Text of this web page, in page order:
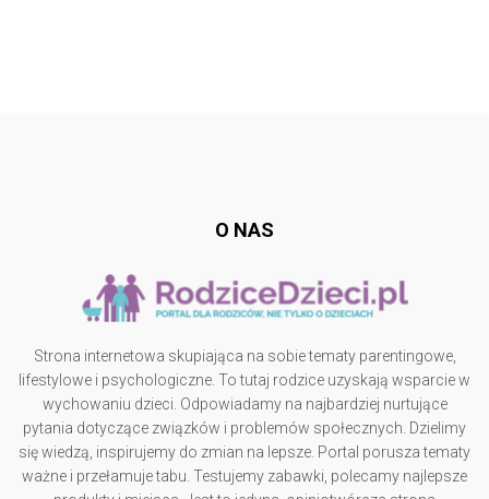
O NAS
Strona internetowa skupiająca na sobie tematy parentingowe,
lifestylowe i psychologiczne. To tutaj rodzice uzyskają wsparcie w
wychowaniu dzieci. Odpowiadamy na najbardziej nurtujące
pytania dotyczące związków i problemów społecznych. Dzielimy
się wiedzą, inspirujemy do zmian na lepsze. Portal porusza tematy
ważne i przełamuje tabu. Testujemy zabawki, polecamy najlepsze